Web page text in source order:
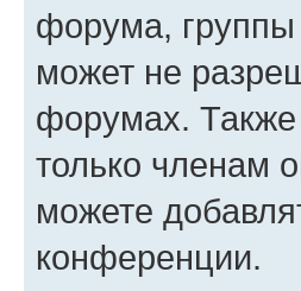
форума, группы
может не
форумах. Также
только членам
можете
конференции.